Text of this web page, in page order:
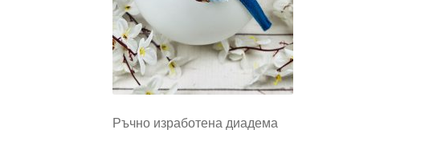
Ръчно изработена диадема